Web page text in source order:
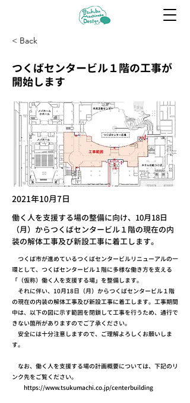
< Back
つくばセンタービル１階の工事が
開始します
2021年10月7日
働く人を支援する場の整備に向け、10月18日
（月）からつくばセンタービル１階の現在の内
装の解体工事及び新設工事に着工します。
つくば市が進めているつくばセンタービルリニューアルの一
環として、つくばセンタービル１階に多様な働き方を支える
「（仮称）働く人を支援する場」を整備します。
それに伴い、10月18日（月）からつくばセンタービル１階
の現在の内装の解体工事及び新設工事に着工します。工事期間
中は、以下の図に示す範囲を閉鎖して工事を行うため、通行で
きない箇所がありますのでご了承ください。
安全には十分注意しますので、ご理解よろしくお願いしま
す。
なお、働く人を支援する場の計画概要については、下記のリ
ンク先をご覧ください。
https://www.tsukumachi.co.jp/centerbuilding